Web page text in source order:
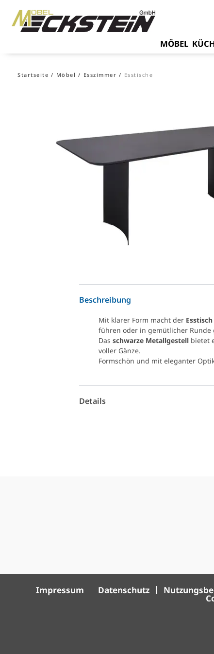
MÖBEL
Startseite Möbel Esszimmer Esstische
Beschreibung
Mit klarer Form macht der
führen oder in gemütlicher Runde
Dasschwarze Metallgestell bietet
voller Gänze.
Formschön und mit eleganter
Details
Impressum Datenschutz